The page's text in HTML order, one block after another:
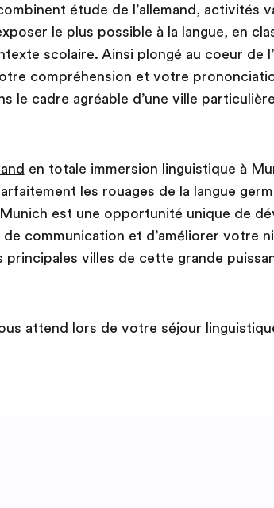
étude de l’allemand, activités
le plus possible à la langue, en
scolaire. Ainsi plongé au coeur de
compréhension et votre
le cadre agréable d’une ville
en totale immersion linguistique à
les rouages de la langue
est une opportunité unique de
communication et d’améliorer votre
principales villes de cette grande
attend lors de votre séjour